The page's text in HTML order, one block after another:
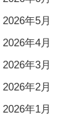
2026年5月
2026年4月
2026年3月
2026年2月
2026年1月